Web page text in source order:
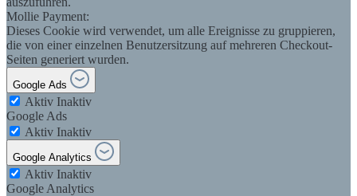
Mollie Payment:
Dieses Cookie wird verwendet, um alle Ereignisse zu gruppieren,
die von einer einzelnen Benutzersitzung auf mehreren Checkout-
Seiten generiert wurden.
Google Ads
Aktiv Inaktiv
Google Ads
Aktiv Inaktiv
Google Analytics
Aktiv Inaktiv
Google Analytics